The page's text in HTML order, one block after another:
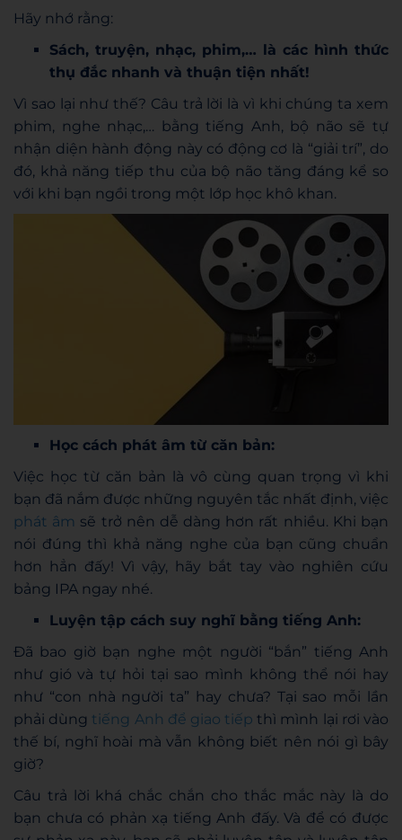
Hãy nhớ rằng:
Sách, truyện, nhạc, phim,… là các hình thức
thụ đắc nhanh và thuận tiện nhất!
Vì sao lại như thế? Câu trả lời là vì khi chúng ta xem
phim, nghe nhạc,… bằng tiếng Anh, bộ não sẽ tự
nhận diện hành động này có động cơ là “giải trí”, do
đó, khả năng tiếp thu của bộ não tăng đáng kể so
với khi bạn ngồi trong một lớp học khô khan.
Học cách phát âm từ căn bản:
Việc học từ căn bản là vô cùng quan trọng vì khi
bạn đã nắm được những nguyên tắc nhất định, việc
phát âm sẽ trở nên dễ dàng hơn rất nhiều. Khi bạn
nói đúng thì khả năng nghe của bạn cũng chuẩn
hơn hẳn đấy! Vì vậy, hãy bắt tay vào nghiên cứu
bảng IPA ngay nhé.
Luyện tập cách suy nghĩ bằng tiếng Anh:
Đã bao giờ bạn nghe một người “bắn” tiếng Anh
như gió và tự hỏi tại sao mình không thể nói hay
như “con nhà người ta” hay chưa? Tại sao mỗi lần
phải dùng tiếng Anh để giao tiếp thì mình lại rơi vào
thế bí, nghĩ hoài mà vẫn không biết nên nói gì bây
giờ?
Câu trả lời khá chắc chắn cho thắc mắc này là do
bạn chưa có phản xạ tiếng Anh đấy. Và để có được